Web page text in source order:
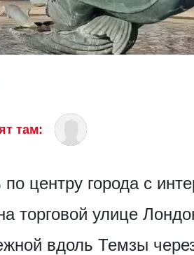
там:
центру города с
торговой улице
вдоль Темзы